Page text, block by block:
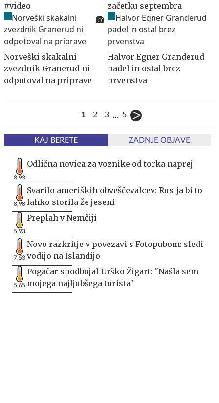
#video
začetku septembra
Norveški skakalni
zvezdnik Granerud ni
odpotoval na priprave
Halvor Egner Granderud
padel in ostal brez
prvenstva
1 2 3 ... 5
KAJ BERETE ZADNJE OBJAVE
8,93
Odlična novica za voznike od torka naprej
8,98
Svarilo ameriških obveščevalcev: Rusija bi to
lahko storila že jeseni
5,93
Preplah v Nemčiji
7,53
Novo razkritje v povezavi s Fotopubom: sledi
vodijo na Islandijo
5,65
Pogačar spodbujal Urško Žigart: "Našla sem
mojega najljubšega turista"